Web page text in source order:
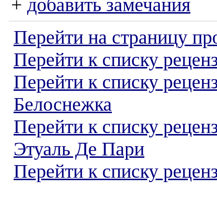
+ добавить замечания
Перейти на страницу
Перейти к списку
Перейти к списку
Белоснежка
Перейти к списку
Этуаль Де Пари
Перейти к списку